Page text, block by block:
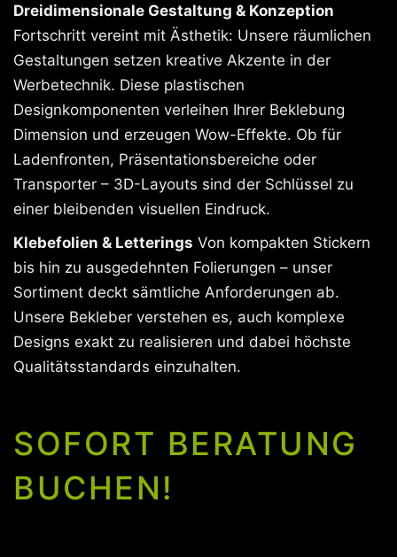
Dreidimensionale Gestaltung & Konzeption
Fortschritt vereint mit Ästhetik: Unsere räumlichen
Gestaltungen setzen kreative Akzente in der
Werbetechnik. Diese plastischen
Designkomponenten verleihen Ihrer Beklebung
Dimension und erzeugen Wow-Effekte. Ob für
Ladenfronten, Präsentationsbereiche oder
Transporter – 3D-Layouts sind der Schlüssel zu
einer bleibenden visuellen Eindruck.
Klebefolien & Letterings Von kompakten Stickern
bis hin zu ausgedehnten Folierungen – unser
Sortiment deckt sämtliche Anforderungen ab.
Unsere Bekleber verstehen es, auch komplexe
Designs exakt zu realisieren und dabei höchste
Qualitätsstandards einzuhalten.
SOFORT BERATUNG
BUCHEN!